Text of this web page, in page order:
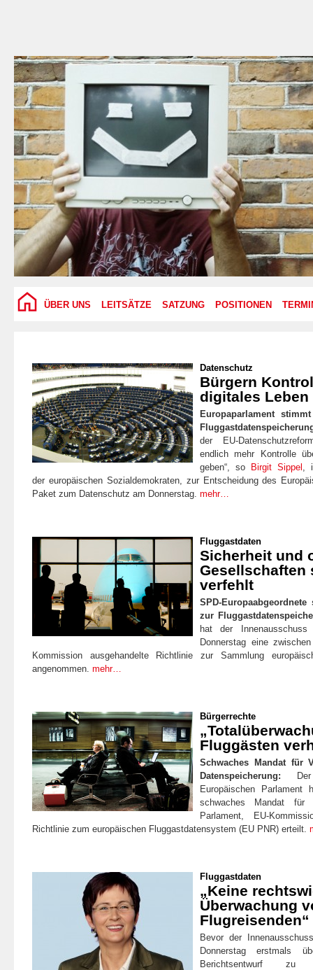
ÜBER UNS LEITSÄTZE SATZUNG POSITIONEN
Datenschutz
Bürgern
digitales
Europaparlament
der EU-
endlich mehr Kontrolle
geben“, so Birgit Sippel ,
der europäischen Sozialdemokraten, zur Entscheidung des
Paket zum Datenschutz am Donnerstag. mehr…
Fluggastdaten
Sicherheit und
Gesellschaften
verfehlt
SPD-
zur
hat der
Donnerstag eine
Kommission ausgehandelte Richtlinie zur Sammlung
angenommen. mehr…
Bürgerrechte
Fluggästen
Schwaches Mandat für
Datenspeicherung: Der
Europäischen
schwaches Mandat für
Parlament, EU-
Richtlinie zum europäischen Fluggastdatensystem (EU PNR) erteilt.
Fluggastdaten
„Keine
Überwachung
Flugreisenden“
Bevor der
Donnerstag erstmals
Berichtsentwurf zu